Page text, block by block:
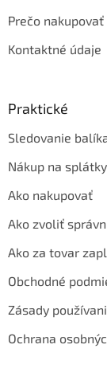
Prečo nakupovať
Kontaktné údaje
Praktické
Sledovanie
Nákup na splátky
Ako nakupovať
Ako zvoliť
Ako za tovar
Obchodné
Zásady
Ochrana